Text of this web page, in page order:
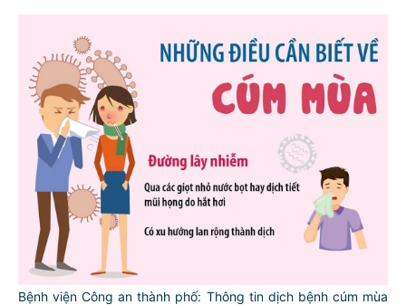
Bệnh viện Công an thành phố: Thông tin dịch bệnh cúm mùa